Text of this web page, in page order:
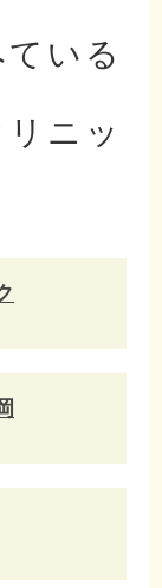
いる
ニッ